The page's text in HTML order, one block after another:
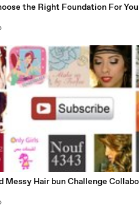
the Right Foundation For
Messy Hair bun Challenge